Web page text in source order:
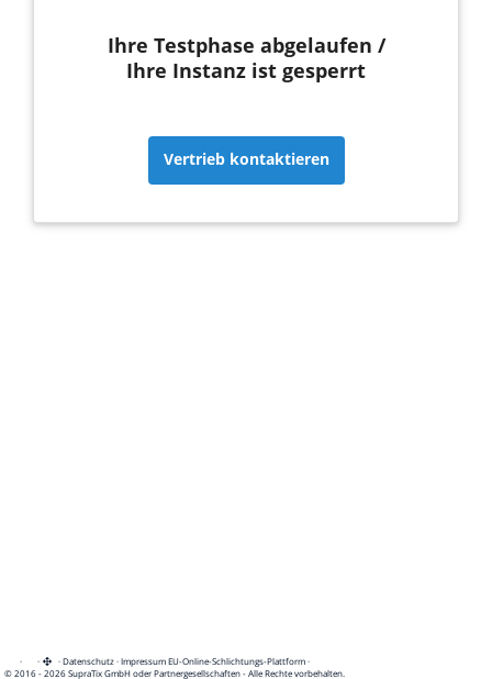
Ihre Testphase abgelaufen /
Ihre Instanz ist gesperrt
Vertrieb kontaktieren
· · ·Datenschutz·Impressum EU-Online-Schlichtungs-Plattform·
© 2016 - 2026 SupraTix GmbH oder Partnergesellschaften - Alle Rechte vorbehalten.